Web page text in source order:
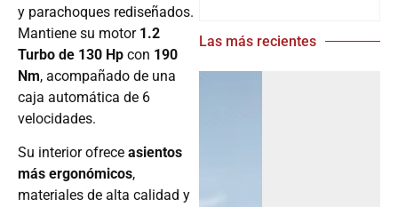
y parachoques rediseñados.
Mantiene su motor 1.2
Turbo de 130 Hp con 190
Nm, acompañado de una
caja automática de 6
velocidades.
Su interior ofrece asientos
más ergonómicos,
materiales de alta calidad y
Las más recientes